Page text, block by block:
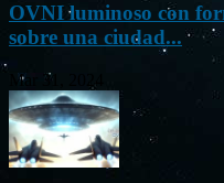
OVNI luminoso con
sobre una ciudad...
Mar 31, 2024